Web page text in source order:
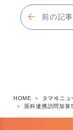
前の記事
HOME タマヰニュ
医科連携訪問加